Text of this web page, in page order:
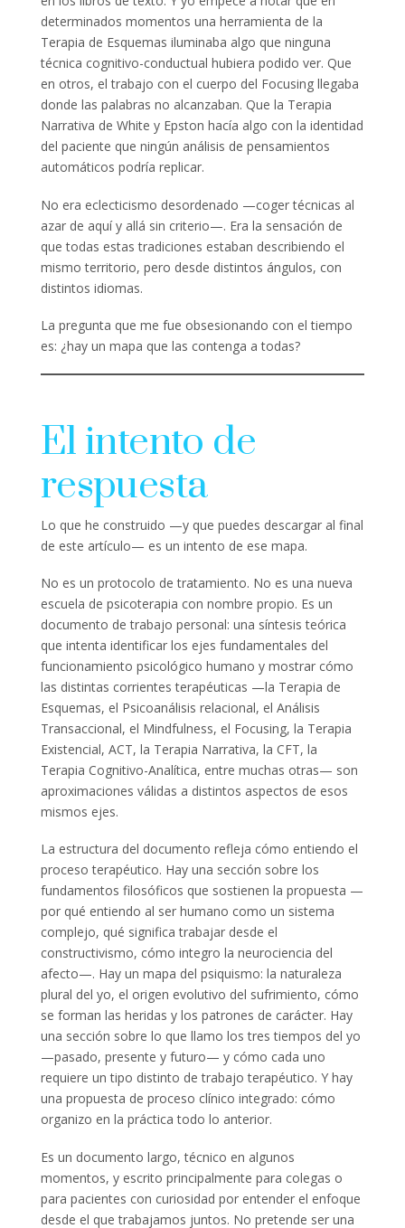
determinados momentos una herramienta de la
Terapia de Esquemas iluminaba algo que ninguna
técnica cognitivo-conductual hubiera podido ver. Que
en otros, el trabajo con el cuerpo del Focusing llegaba
donde las palabras no alcanzaban. Que la Terapia
Narrativa de White y Epston hacía algo con la identidad
del paciente que ningún análisis de pensamientos
automáticos podría replicar.
No era eclecticismo desordenado —coger técnicas al
azar de aquí y allá sin criterio—. Era la sensación de
que todas estas tradiciones estaban describiendo el
mismo territorio, pero desde distintos ángulos, con
distintos idiomas.
La pregunta que me fue obsesionando con el tiempo
es: ¿hay un mapa que las contenga a todas?
El intento de
respuesta
Lo que he construido —y que puedes descargar al final
de este artículo— es un intento de ese mapa.
No es un protocolo de tratamiento. No es una nueva
escuela de psicoterapia con nombre propio. Es un
documento de trabajo personal: una síntesis teórica
que intenta identificar los ejes fundamentales del
funcionamiento psicológico humano y mostrar cómo
las distintas corrientes terapéuticas —la Terapia de
Esquemas, el Psicoanálisis relacional, el Análisis
Transaccional, el Mindfulness, el Focusing, la Terapia
Existencial, ACT, la Terapia Narrativa, la CFT, la
Terapia Cognitivo-Analítica, entre muchas otras— son
aproximaciones válidas a distintos aspectos de esos
mismos ejes.
La estructura del documento refleja cómo entiendo el
proceso terapéutico. Hay una sección sobre los
fundamentos filosóficos que sostienen la propuesta —
por qué entiendo al ser humano como un sistema
complejo, qué significa trabajar desde el
constructivismo, cómo integro la neurociencia del
afecto—. Hay un mapa del psiquismo: la naturaleza
plural del yo, el origen evolutivo del sufrimiento, cómo
se forman las heridas y los patrones de carácter. Hay
una sección sobre lo que llamo los tres tiempos del yo
—pasado, presente y futuro— y cómo cada uno
requiere un tipo distinto de trabajo terapéutico. Y hay
una propuesta de proceso clínico integrado: cómo
organizo en la práctica todo lo anterior.
Es un documento largo, técnico en algunos
momentos, y escrito principalmente para colegas o
para pacientes con curiosidad por entender el enfoque
desde el que trabajamos juntos. No pretende ser una